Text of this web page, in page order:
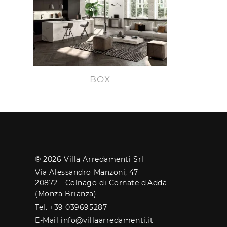
BOX
® 2026 Villa Arredamenti Srl
Via Alessandro Manzoni, 47
20872 - Colnago di Cornate d'Adda
(Monza Brianza)
Tel. +39 039695287
E-Mail info@villaarredamenti.it